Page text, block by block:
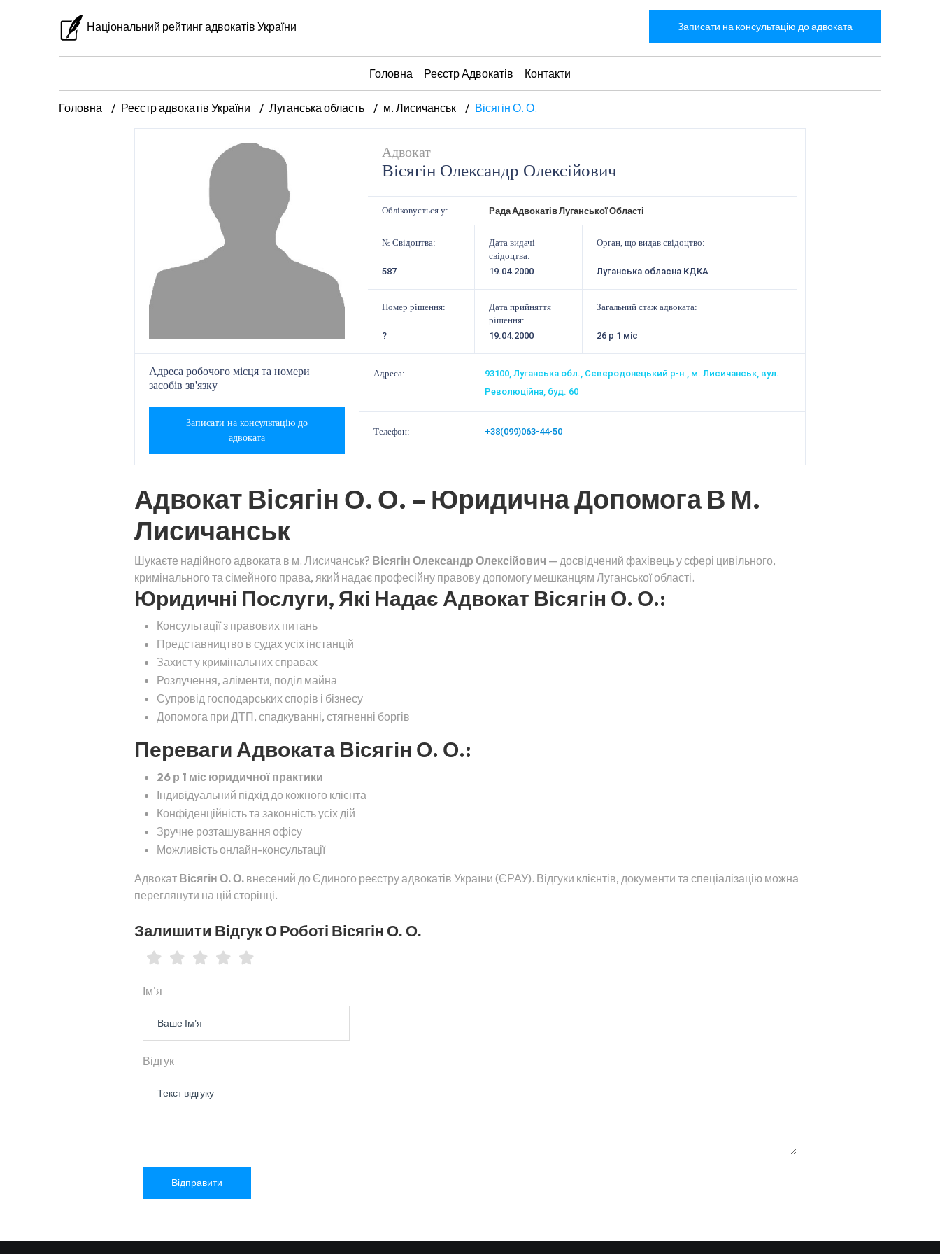
Національний рейтинг адвокатів України Записати на консультацію до адвоката
Головна Реєстр Адвокатів Контакти
Головна Реєстр адвокатів України Луганська область м. Лисичанськ Вісягін О. О.
Адвокат
Вісягін Олександр Олексійович
Обліковується у: Рада Адвокатів Луганської Області
№ Свідоцтва:
587
Дата видачі
свідоцтва:
19.04.2000
Орган, що видав свідоцтво:
Луганська обласна КДКА
Номер рішення:
?
Дата прийняття
рішення:
19.04.2000
Загальний стаж адвоката:
26 р 1 міс
Адреса робочого місця та номери
засобів зв'язку
Записати на консультацію до
адвоката
Адреса:
93100, Луганська обл., Сєвєродонецький р-н., м. Лисичанськ, вул.
Революційна, буд. 60
Телефон: +38(099)063-44-50
Адвокат Вісягін О. О. – Юридична Допомога В М.
Лисичанськ
Шукаєте надійного адвоката в м. Лисичанськ? Вісягін Олександр Олексійович — досвідчений фахівець у сфері цивільного,
кримінального та сімейного права, який надає професійну правову допомогу мешканцям Луганської області.
Юридичні Послуги, Які Надає Адвокат Вісягін О. О.:
Консультації з правових питань
Представництво в судах усіх інстанцій
Захист у кримінальних справах
Розлучення, аліменти, поділ майна
Супровід господарських спорів і бізнесу
Допомога при ДТП, спадкуванні, стягненні боргів
Переваги Адвоката Вісягін О. О.:
26 р 1 міс юридичної практики
Індивідуальний підхід до кожного клієнта
Конфіденційність та законність усіх дій
Зручне розташування офісу
Можливість онлайн-консультації
Адвокат Вісягін О. О. внесений до Єдиного реєстру адвокатів України (ЄРАУ). Відгуки клієнтів, документи та спеціалізацію можна
переглянути на цій сторінці.
Залишити Відгук О Роботі Вісягін О. О.
Ім'я
Відгук